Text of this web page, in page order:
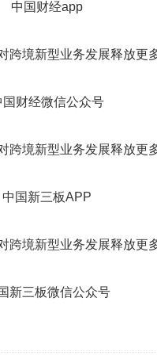
中国财经app
国财经微信公众号
中国新三板APP
新三板微信公众号